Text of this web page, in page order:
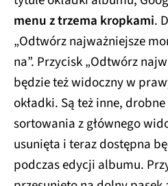
menu z trzema kropkami .
„Odtwórz najważniejsze
na”. Przycisk „Odtwórz
będzie też widoczny w
okładki. Są też inne,
sortowania z głównego
usunięta i teraz dostępna
podczas edycji albumu.
przesunięto na dolny